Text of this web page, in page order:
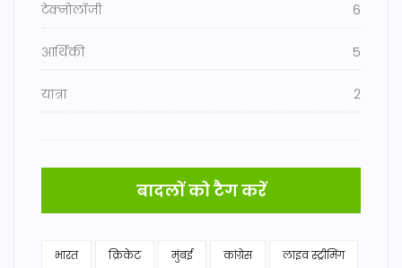
टेक्नोलॉजी 6
आर्थिकी 5
यात्रा 2
बादलों को टैग करें
भारत क्रिकेट मुंबई कांग्रेस लाइव स्ट्रीमिंग